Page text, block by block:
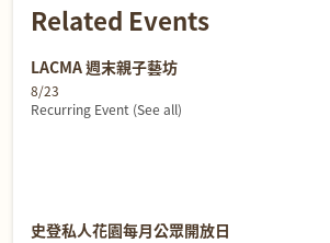
Related Events
LACMA 週末親子藝坊
8/23
Recurring Event (See all)
史登私人花園每月公眾開放日